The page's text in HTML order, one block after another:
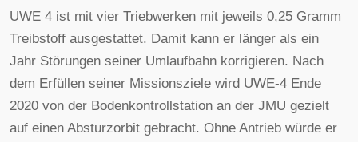
UWE 4 ist mit vier Triebwerken mit jeweils 0,25 Gramm
Treibstoff ausgestattet. Damit kann er länger als ein
Jahr Störungen seiner Umlaufbahn korrigieren. Nach
dem Erfüllen seiner Missionsziele wird UWE-4 Ende
2020 von der Bodenkontrollstation an der JMU gezielt
auf einen Absturzorbit gebracht. Ohne Antrieb würde er